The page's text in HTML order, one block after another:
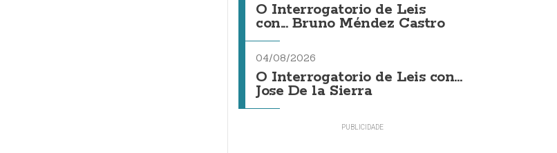
O Interrogatorio de Leis
con... Bruno Méndez Castro
04/08/2026
O Interrogatorio de Leis con...
Jose De la Sierra